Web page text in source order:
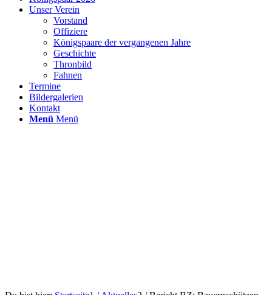
Unser Verein
Vorstand
Offiziere
Königspaare der vergangenen Jahre
Geschichte
Thronbild
Fahnen
Termine
Bildergalerien
Kontakt
Menü Menü